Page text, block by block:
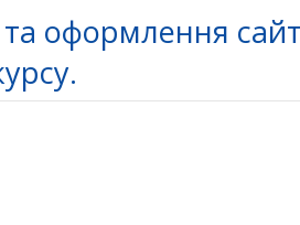
оформлення